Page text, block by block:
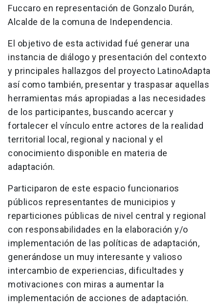
Fuccaro en representación de Gonzalo Durán,
Alcalde de la comuna de Independencia.
El objetivo de esta actividad fué generar una
instancia de diálogo y presentación del contexto
y principales hallazgos del proyecto LatinoAdapta
así como también, presentar y traspasar aquellas
herramientas más apropiadas a las necesidades
de los participantes, buscando acercar y
fortalecer el vínculo entre actores de la realidad
territorial local, regional y nacional y el
conocimiento disponible en materia de
adaptación.
Participaron de este espacio funcionarios
públicos representantes de municipios y
reparticiones públicas de nivel central y regional
con responsabilidades en la elaboración y/o
implementación de las políticas de adaptación,
generándose un muy interesante y valioso
intercambio de experiencias, dificultades y
motivaciones con miras a aumentar la
implementación de acciones de adaptación.